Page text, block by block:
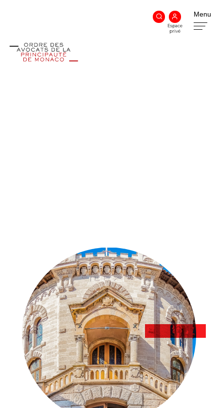
Menu
Espace
privé